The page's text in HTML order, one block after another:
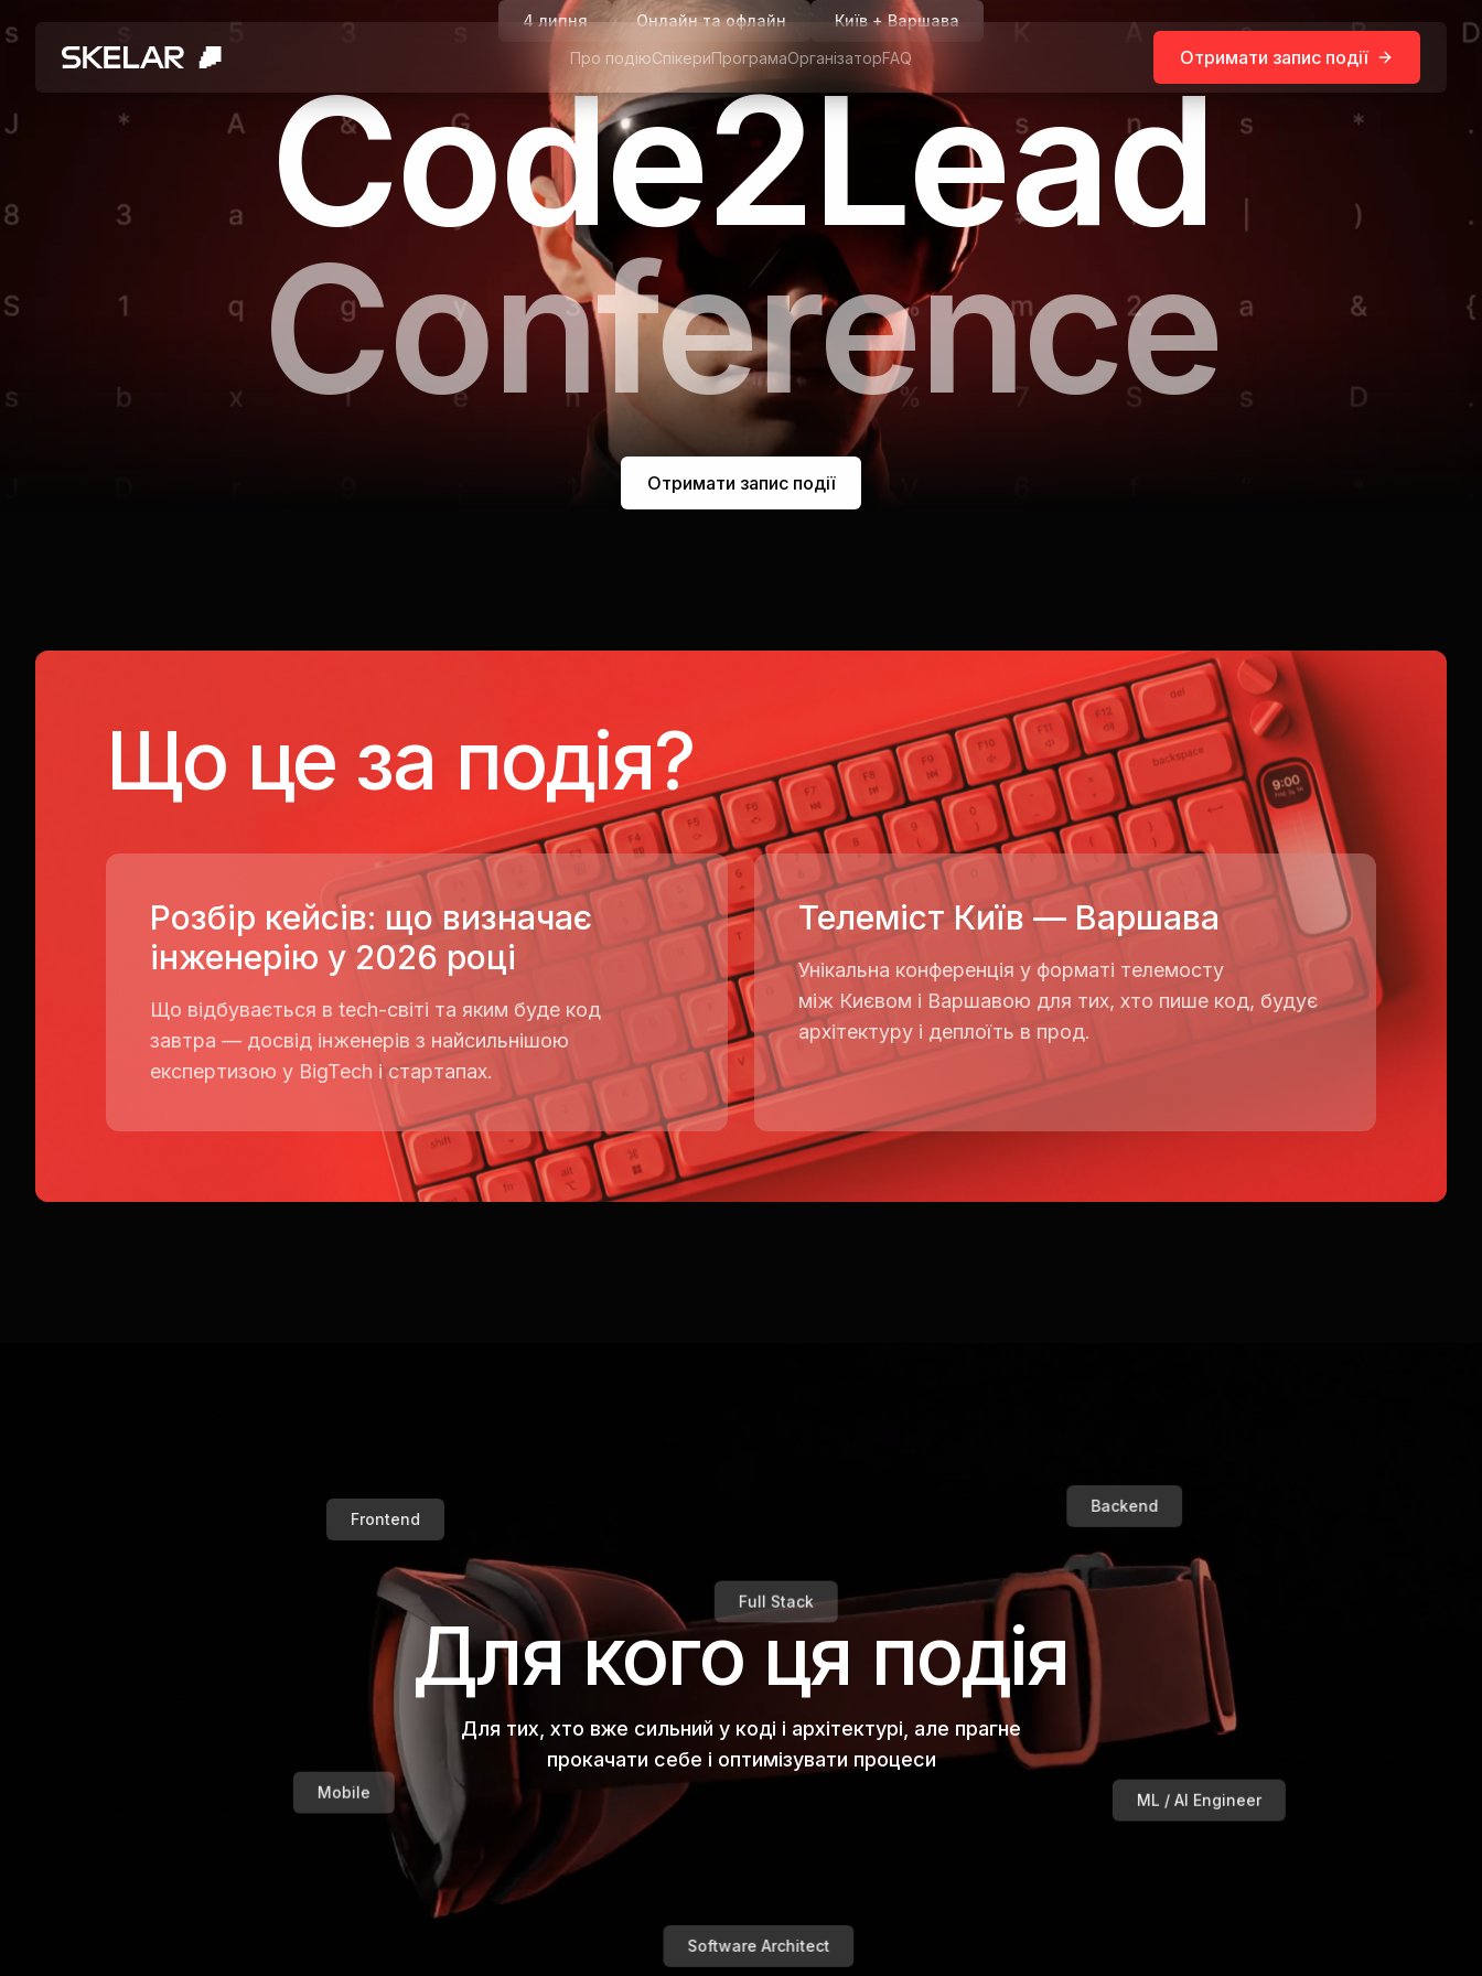
Про подіюСпікериПрограмаОрганізаторFAQ Отримати запис події
4 липня Онлайн та офлайн Київ + Варшава
Code2Lead
Conference
Отримати запис події
Що це за подія?
Розбір кейсів: що визначає
інженерію у 2026 році
Що відбувається в tech-світі та яким буде код
завтра — досвід інженерів з найсильнішою
експертизою у BigTech і стартапах.
Телеміст Київ — Варшава
Унікальна конференція у форматі телемосту
між Києвом і Варшавою для тих, хто пише код, будує
архітектуру і деплоїть в прод.
Frontend Backend
Full Stack
Mobile
ML / AI Engineer
Software Architect
Для кого ця подія
Для тих, хто вже сильний у коді і архітектурі, але прагне
прокачати себе і оптимізувати процеси